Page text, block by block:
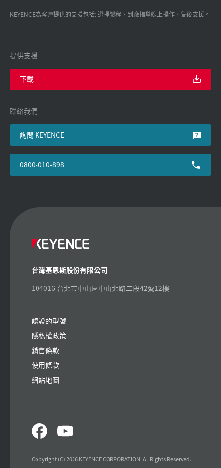
KEYENCE為客戸提供的支援包括: 選擇製程、到廠指導線上操作、售後支援。
提供支援
下載
聯絡我們
詢問 KEYENCE
0800-010-898
台灣基恩斯股份有限公司
104016 台北市中山區中山北路二段42號12樓
認證的型號
隱私權政策
銷售條款
使用條款
網站地圖
Copyright (C) 2026 KEYENCE CORPORATION. All Rights Reserved.